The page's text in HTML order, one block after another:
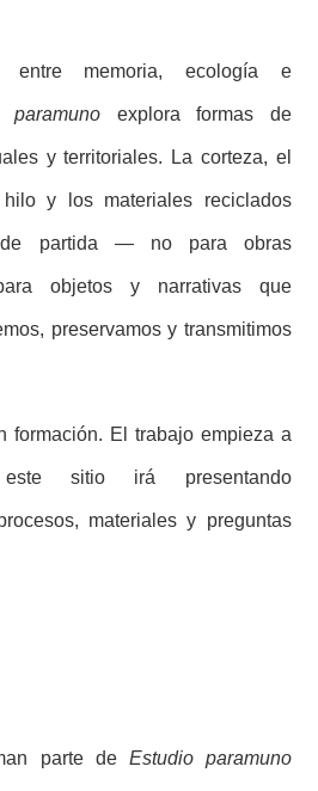
entre memoria, ecología e
paramuno explora formas de
y territoriales. La corteza, el
y los materiales reciclados
partida — no para obras
objetos y narrativas que
preservamos y transmitimos
formación. El trabajo empieza a
sitio irá presentando
materiales y preguntas
parte de Estudio paramuno